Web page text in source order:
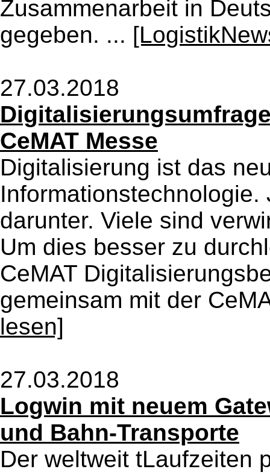
Zusammenarbeit in
gegeben. ...
27.03.2018
CeMAT Messe
Digitalisierung ist das
darunter. Viele sind
Um dies besser zu
CeMAT
gemeinsam mit der
lesen]
27.03.2018
Logwin mit neuem
und Bahn-Transporte
Der weltweit tLaufzeiten